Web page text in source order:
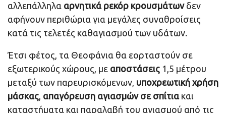
αλλεπάλληλα αρνητικά ρεκόρ κρουσμάτωνδεν
αφήνουν περιθώρια για μεγάλες συναθροίσεις
κατά τις τελετές καθαγιασμού των υδάτων.
Έτσι φέτος, τα Θεοφάνια θα εορταστούν σε
εξωτερικούς χώρους, με αποστάσεις 1,5 μέτρου
μεταξύ των παρευρισκόμενων, υποχρεωτική χρήση
μάσκας, απαγόρευση αγιασμών σε σπίτιακαι
καταστήματα και παραλαβή του αγιασμού από τις